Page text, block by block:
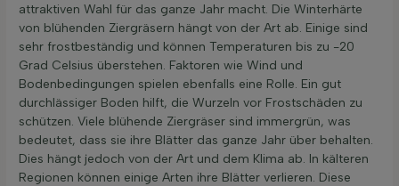
attraktiven Wahl für das ganze Jahr macht. Die Winterhärte
von blühenden Ziergräsern hängt von der Art ab. Einige sind
sehr frostbeständig und können Temperaturen bis zu -20
Grad Celsius überstehen. Faktoren wie Wind und
Bodenbedingungen spielen ebenfalls eine Rolle. Ein gut
durchlässiger Boden hilft, die Wurzeln vor Frostschäden zu
schützen. Viele blühende Ziergräser sind immergrün, was
bedeutet, dass sie ihre Blätter das ganze Jahr über behalten.
Dies hängt jedoch von der Art und dem Klima ab. In kälteren
Regionen können einige Arten ihre Blätter verlieren. Diese